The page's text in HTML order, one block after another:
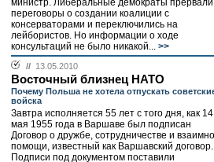
министр. Либеральные демократы прервали
переговоры о создании коалиции с
консерваторами и переключились на
лейбористов. Но информации о ходе
консультаций не было никакой... >>
// 13.05.2010
Восточный близнец НАТО
Почему Польша не хотела отпускать
войска
Завтра исполняется 55 лет с того дня, как 14
мая 1955 года в Варшаве был подписан
Договор о дружбе, сотрудничестве и
помощи, известный как Варшавский договор.
Подписи под документом поставили